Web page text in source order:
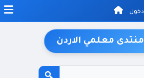
دخول
منتدى معلمي الاردن